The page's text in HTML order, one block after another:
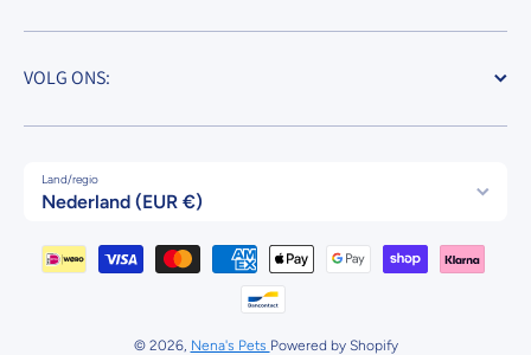
VOLG ONS:
Land/regio
Nederland (EUR €)
Betaalmethodes
© 2026, Nena's Pets Powered by Shopify